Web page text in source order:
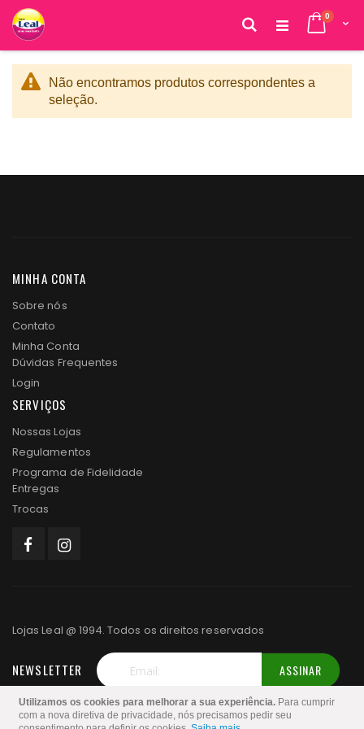
Utilizamos os cookies para melhorar a sua experiência. Para cumprir
com a nova diretiva de privacidade, nós precisamos pedir seu
Cart
0 itens
Pesquisa
o
conteúdo
Não encontramos produtos correspondentes a
seleção.
MINHA CONTA
Sobre nós
Contato
Minha Conta
Dúvidas Frequentes
Login
SERVIÇOS
Nossas Lojas
Regulamentos
Programa de Fidelidade
Entregas
Trocas
Lojas Leal @ 1994. Todos os direitos reservados
NEWSLETTER
Inscreva-
se
ASSINAR